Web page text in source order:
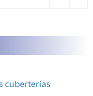
cuberterías